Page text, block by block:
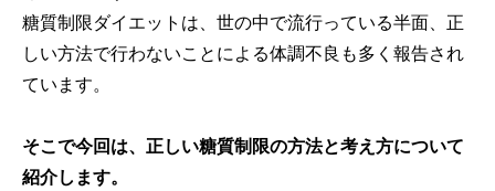
糖質制限ダイエットは、世の中で流行っている半面、正
しい方法で行わないことによる体調不良も多く報告され
ています。
そこで今回は、正しい糖質制限の方法と考え方について
紹介します。